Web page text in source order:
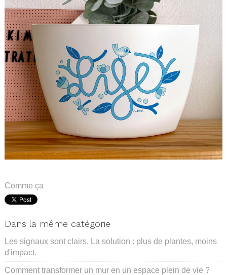
Comme ça
Dans la même catégorie
Les signaux sont clairs. La solution : plus de plantes, moins
d'impact.
Comment transformer un mur en un espace plein de vie ?